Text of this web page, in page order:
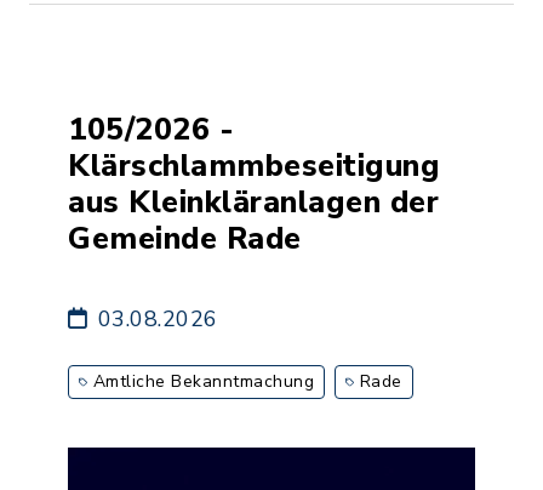
105/2026 -
Klärschlammbeseitigung
aus Kleinkläranlagen der
Gemeinde Rade
03.08.2026
Amtliche Bekanntmachung Rade